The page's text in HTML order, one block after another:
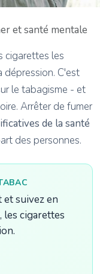
et santé mentale
cigarettes les
dépression. C'est
le tabagisme - et
Arrêter de fumer
de la santé
des personnes.
et suivez en
les cigarettes